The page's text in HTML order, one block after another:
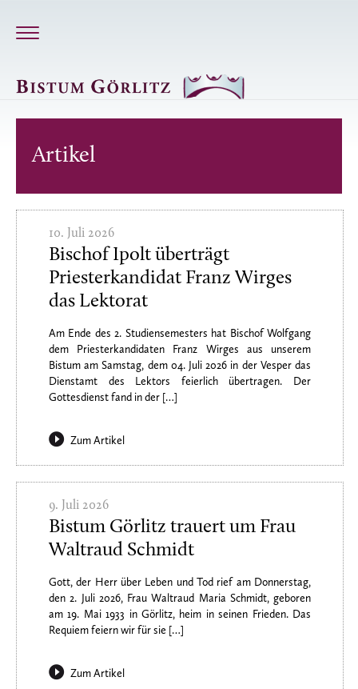
Artikel
10. Juli 2026
Bischof Ipolt überträgt
Priesterkandidat Franz Wirges
das Lektorat
Am Ende des 2. Studiensemesters hat Bischof Wolfgang
dem Priesterkandidaten Franz Wirges aus unserem
Bistum am Samstag, dem 04. Juli 2026 in der Vesper das
Dienstamt des Lektors feierlich übertragen. Der
Gottesdienst fand in der […]
Zum Artikel
9. Juli 2026
Bistum Görlitz trauert um Frau
Waltraud Schmidt
Gott, der Herr über Leben und Tod rief am Donnerstag,
den 2. Juli 2026, Frau Waltraud Maria Schmidt, geboren
am 19. Mai 1933 in Görlitz, heim in seinen Frieden. Das
Requiem feiern wir für sie […]
Zum Artikel